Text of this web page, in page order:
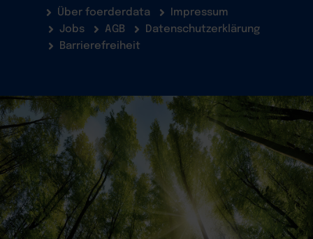
Über foerderdata
Impressum
Jobs
AGB
Datenschutzerklärung
Barrierefreiheit